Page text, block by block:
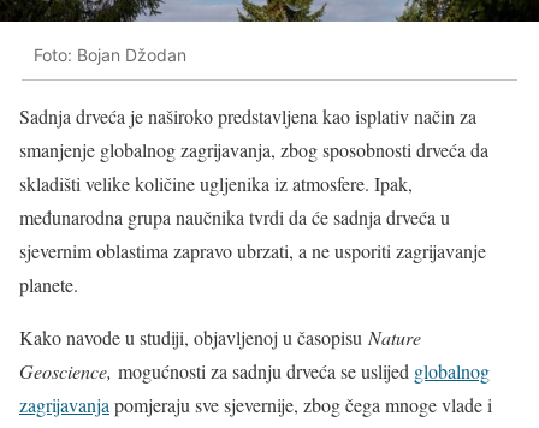
Foto: Bojan Džodan
Sadnja drveća je naširoko predstavljena kao isplativ način za
smanjenje globalnog zagrijavanja, zbog sposobnosti drveća da
skladišti velike količine ugljenika iz atmosfere. Ipak,
međunarodna grupa naučnika tvrdi da će sadnja drveća u
sjevernim oblastima zapravo ubrzati, a ne usporiti zagrijavanje
planete.
Kako navode u studiji, objavljenoj u časopisu Nature
Geoscience, mogućnosti za sadnju drveća se uslijed globalnog
zagrijavanjapomjeraju sve sjevernije, zbog čega mnoge vlade i